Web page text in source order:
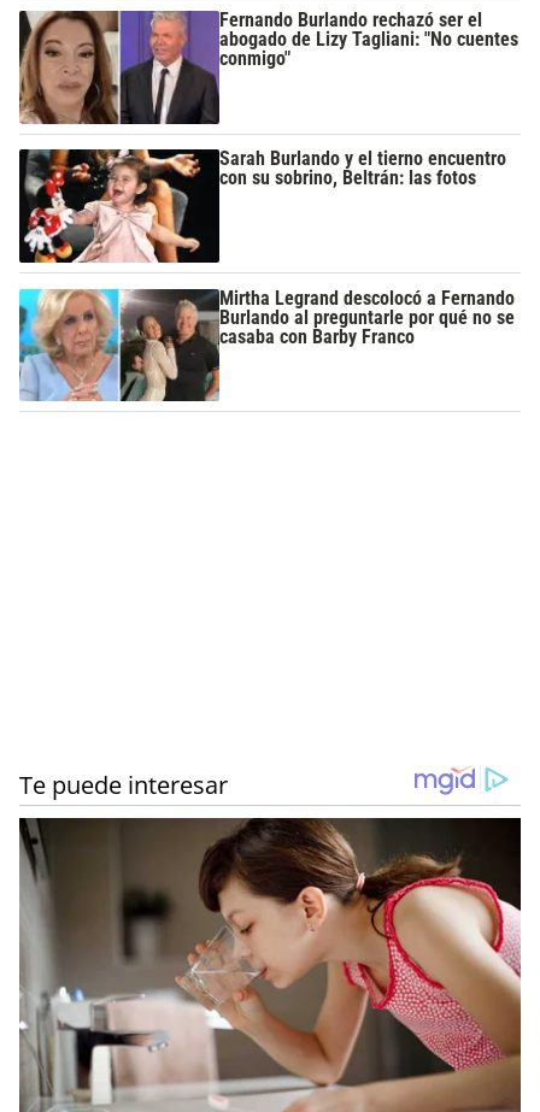
Fernando Burlando rechazó ser el
abogado de Lizy Tagliani: "No cuentes
conmigo"
Sarah Burlando y el tierno encuentro
con su sobrino, Beltrán: las fotos
Mirtha Legrand descolocó a Fernando
Burlando al preguntarle por qué no se
casaba con Barby Franco